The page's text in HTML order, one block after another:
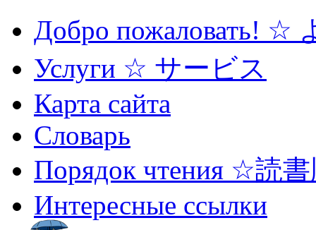
Добро пожаловать! ☆
Услуги ☆ サービス
Карта сайта
Словарь
Порядок чтения ☆読
Интересные ссылки